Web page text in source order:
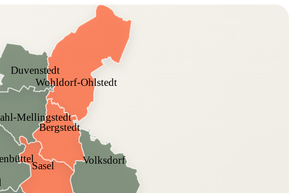
Sasel
Mellingstedt
Duvenstedt
Wohldorf-Ohlstedt
Bergstedt
Volksdorf